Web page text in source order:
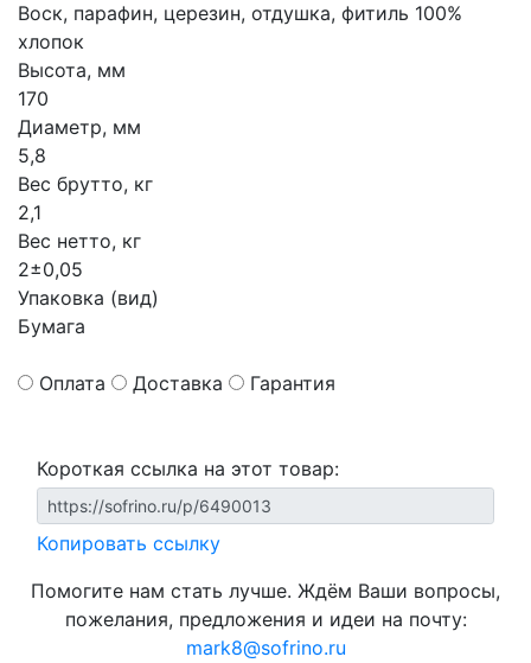
Воск, парафин, церезин, отдушка, фитиль 100%
хлопок
Высота, мм
170
Диаметр, мм
5,8
Вес брутто, кг
2,1
Вес нетто, кг
2±0,05
Упаковка (вид)
Бумага
Оплата Доставка Гарантия
Короткая ссылка на этот товар:
Копировать ссылку
Помогите нам стать лучше. Ждём Ваши вопросы,
пожелания, предложения и идеи на почту:
mark8@sofrino.ru